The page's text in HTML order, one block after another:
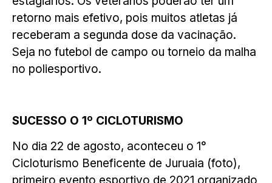
retorno mais efetivo, pois muitos atletas já
receberam a segunda dose da vacinação.
Seja no futebol de campo ou torneio da malha
no poliesportivo.
SUCESSO O 1º CICLOTURISMO
No dia 22 de agosto, aconteceu o 1°
Cicloturismo Beneficente de Juruaia (foto),